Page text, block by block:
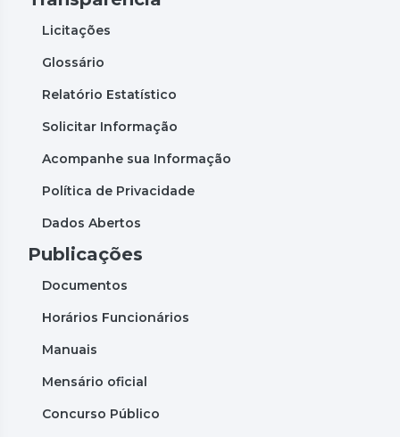
Licitações
Glossário
Relatório Estatístico
Solicitar Informação
Acompanhe sua Informação
Política de Privacidade
Dados Abertos
Publicações
Documentos
Horários Funcionários
Manuais
Mensário oficial
Concurso Público